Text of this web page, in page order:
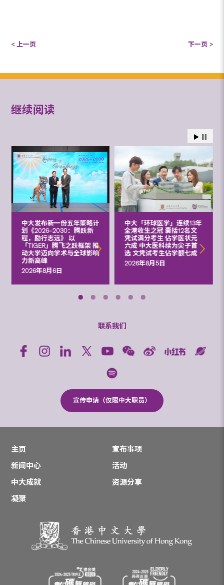
< 上一页 下一页 >
继续阅读
中大发布新一份五年策略计
划《2026‒2030：腾跃新
程，励行志远》 以
「TIGER」腾飞之跃框架 推
动大学迈向学术与全球影响
力新高峰
2026年8月6日
中大「环球医学」连续13年
全港收生之冠 囊括12名文
凭试满分考生 佔学医状元
六成 中大医科续为尖子首
选 文凭试考生佔学额七成
2026年8月5日
联系我们
宣传申请（仅限中大职员）
主页
宣布事项
新闻中心
活动
中大成就
资源分享
凝聚